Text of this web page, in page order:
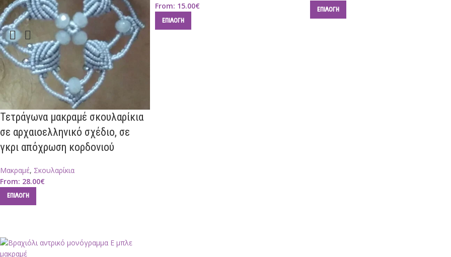
Τετράγωνα μακραμέ σκουλαρίκια
σε αρχαιοελληνικό σχέδιο, σε
γκρι απόχρωση κορδονιού
Μακραμέ, Σκουλαρίκια
From: 28.00€
ΕΠΙΛΟΓΉ
From: 15.00€
ΕΠΙΛΟΓΉ
ΕΠΙΛΟΓΉ